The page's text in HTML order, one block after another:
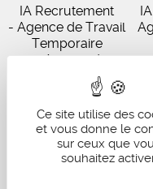
Ce site utilise des
et vous donne le
sur ceux que
souhaitez
IA Recrutement
- Agence de Travail
Temporaire
27 Avenue de
Virecourt, 33370
Artigues-près-
Bordeaux
05 56 67 48 57
Offres d'emploi -
Recrutement -